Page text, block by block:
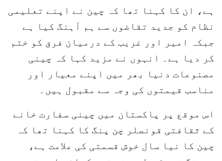
ہے، ان کا کہنا تھا کہ چین نے اپنے تعلیمی
نظام کو جدید تقاضوں سے ہم آہنگ کیا ہے
جبکہ امیر اور غریب کے درمیان فرق کو ختم
کر دیا ہے۔ انہوں نے مزید کہا کہ چینی
مصنوعات دنیا بھر میں اپنے معیار اور
مناسب قیمتوں کی وجہ سے مقبول ہیں۔
اس موقع پر پاکستان میں چینی سفارت خانے
کے ثقافتی قونصلر چن پنگ کا کہنا تھا کہ
چین کا نیا سال خوش قسمتی کی علامت ہے،